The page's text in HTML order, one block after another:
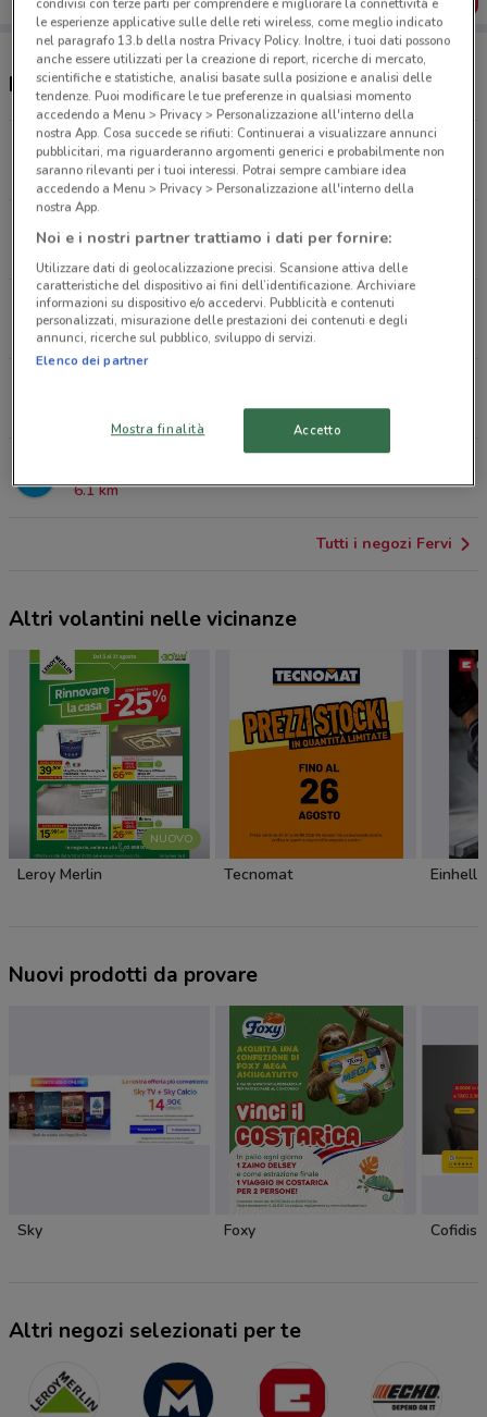
Negozi Fervi a Bari
VIA DORONZO, 1 Barletta
740 m
VIA BRIGATA REGINA, 33/A Bari
2.2 km
6.1 km
Tutti i negozi Fervi
Altri volantini nelle vicinanze
NUOVO
Leroy Merlin Tecnomat Einhell
Nuovi prodotti da provare
Sky Foxy Cofidis
Altri negozi selezionati per te
le esperienze applicative sulle delle reti wireless, come meglio indicato
nel paragrafo 13.b della nostra Privacy Policy. Inoltre, i tuoi dati possono
anche essere utilizzati per la creazione di report, ricerche di mercato,
scientifiche e statistiche, analisi basate sulla posizione e analisi delle
tendenze. Puoi modificare le tue preferenze in qualsiasi momento
accedendo a Menu > Privacy > Personalizzazione all'interno della
nostra App. Cosa succede se rifiuti: Continuerai a visualizzare annunci
pubblicitari, ma riguarderanno argomenti generici e probabilmente non
saranno rilevanti per i tuoi interessi. Potrai sempre cambiare idea
accedendo a Menu > Privacy > Personalizzazione all'interno della
nostra App.
Noi e i nostri partner trattiamo i dati per fornire:
Utilizzare dati di geolocalizzazione precisi. Scansione attiva delle
caratteristiche del dispositivo ai fini dell’identificazione. Archiviare
informazioni su dispositivo e/o accedervi. Pubblicità e contenuti
personalizzati, misurazione delle prestazioni dei contenuti e degli
annunci, ricerche sul pubblico, sviluppo di servizi.
Elenco dei partner
Mostra finalità Accetto